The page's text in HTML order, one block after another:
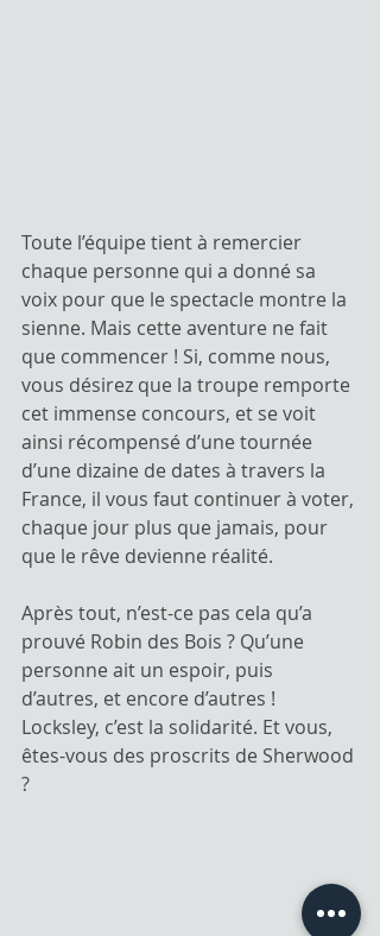
Toute l’équipe tient à remercier
chaque personne qui a donné sa
voix pour que le spectacle montre la
sienne. Mais cette aventure ne fait
que commencer ! Si, comme nous,
vous désirez que la troupe remporte
cet immense concours, et se voit
ainsi récompensé d’une tournée
d’une dizaine de dates à travers la
France, il vous faut continuer à voter,
chaque jour plus que jamais, pour
que le rêve devienne réalité.
Après tout, n’est-ce pas cela qu’a
prouvé Robin des Bois ? Qu’une
personne ait un espoir, puis
d’autres, et encore d’autres !
Locksley, c’est la solidarité. Et vous,
êtes-vous des proscrits de Sherwood
?